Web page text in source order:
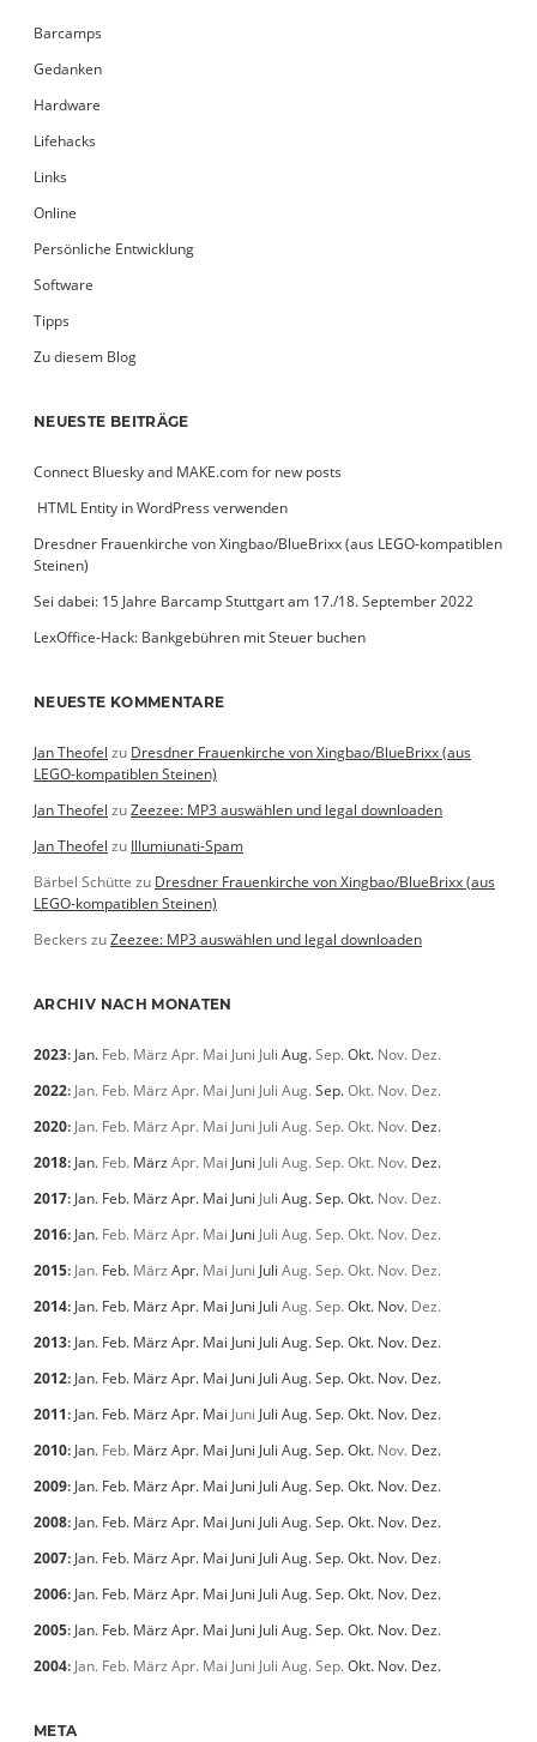
Barcamps
Gedanken
Hardware
Lifehacks
Links
Online
Persönliche Entwicklung
Software
Tipps
Zu diesem Blog
NEUESTE BEITRÄGE
Connect Bluesky and MAKE.com for new posts
­ HTML Entity in WordPress verwenden
Dresdner Frauenkirche von Xingbao/BlueBrixx (aus LEGO-kompatiblen
Steinen)
Sei dabei: 15 Jahre Barcamp Stuttgart am 17./18. September 2022
LexOffice-Hack: Bankgebühren mit Steuer buchen
NEUESTE KOMMENTARE
Jan Theofel zu Dresdner Frauenkirche von Xingbao/BlueBrixx (aus
LEGO-kompatiblen Steinen)
Jan Theofel zuZeezee: MP3 auswählen und legal downloaden
Jan Theofel zu Illumiunati-Spam
Bärbel Schütte zu Dresdner Frauenkirche von Xingbao/BlueBrixx (aus
LEGO-kompatiblen Steinen)
Beckers zuZeezee: MP3 auswählen und legal downloaden
ARCHIV NACH MONATEN
2023: Jan. Feb. März Apr. Mai Juni Juli Aug.Sep.Okt. Nov. Dez.
2022: Jan. Feb. März Apr. Mai Juni Juli Aug.Sep.Okt. Nov. Dez.
2020: Jan. Feb. März Apr. Mai Juni Juli Aug.Sep.Okt. Nov. Dez.
2018: Jan. Feb. März Apr. Mai Juni Juli Aug.Sep.Okt. Nov. Dez.
2017: Jan. Feb. März Apr. Mai Juni Juli Aug.Sep.Okt. Nov. Dez.
2016: Jan. Feb. März Apr. Mai Juni Juli Aug.Sep.Okt. Nov. Dez.
2015: Jan. Feb. März Apr. Mai Juni Juli Aug.Sep.Okt. Nov. Dez.
2014: Jan. Feb. März Apr. Mai Juni Juli Aug.Sep.Okt. Nov. Dez.
2013: Jan. Feb. März Apr. Mai Juni Juli Aug.Sep.Okt. Nov. Dez.
2012: Jan. Feb. März Apr. Mai Juni Juli Aug.Sep.Okt. Nov. Dez.
2011: Jan. Feb. März Apr. Mai Juni Juli Aug.Sep.Okt. Nov. Dez.
2010: Jan. Feb. März Apr. Mai Juni Juli Aug.Sep.Okt. Nov. Dez.
2009: Jan. Feb. März Apr. Mai Juni Juli Aug.Sep.Okt. Nov. Dez.
2008: Jan. Feb. März Apr. Mai Juni Juli Aug.Sep.Okt. Nov. Dez.
2007: Jan. Feb. März Apr. Mai Juni Juli Aug.Sep.Okt. Nov. Dez.
2006: Jan. Feb. März Apr. Mai Juni Juli Aug.Sep.Okt. Nov. Dez.
2005: Jan. Feb. März Apr. Mai Juni Juli Aug.Sep.Okt. Nov. Dez.
2004: Jan. Feb. März Apr. Mai Juni Juli Aug.Sep.Okt. Nov. Dez.
META